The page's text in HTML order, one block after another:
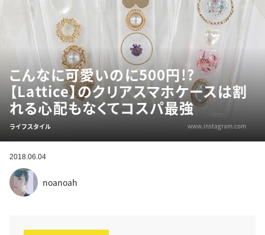
こんなに可愛いのに500円!?
【Lattice】のクリアスマホケースは割
れる心配もなくてコスパ最強
ライフスタイル www.instagram.com
2018.06.04
noanoah